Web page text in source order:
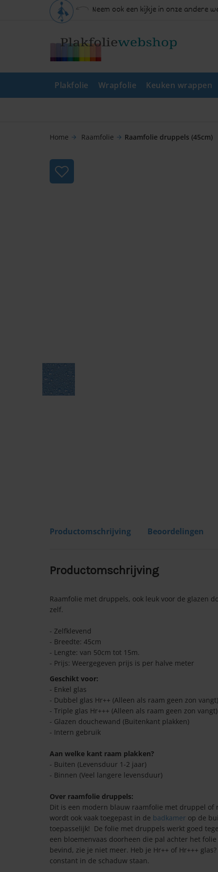
Neem ook een kijkje in onze andere
Plakfolie Wrapfolie Keuken wrappen
Home arrow_forward Raamfolie arrow_forward Raamfolie druppels (45cm)
Productomschrijving Beoordelingen
Productomschrijving
Raamfolie met druppels, ook leuk voor de glazen
zelf.
- Zelfklevend
- Breedte: 45cm
- Lengte: van 50cm tot 15m.
- Prijs: Weergegeven prijs is per halve meter
Geschikt voor:
- Enkel glas
- Dubbel glas Hr++ (Alleen als raam geen zon vangt)
- Triple glas Hr+++ (Alleen als raam geen zon vangt)
- Glazen douchewand (Buitenkant plakken)
- Intern gebruik
Aan welke kant raam plakken?
- Buiten (Levensduur 1-2 jaar)
- Binnen (Veel langere levensduur)
Over raamfolie druppels:
Dit is een modern blauw raamfolie met druppel of
wordt ook vaak toegepast in de badkamer op de
toepasselijk! De folie met druppels werkt goed
een bloemenvaas doorheen die pal achter het
bevind, zie je niet meer. Heb je Hr++ of Hr+++
constant in de schaduw staan.